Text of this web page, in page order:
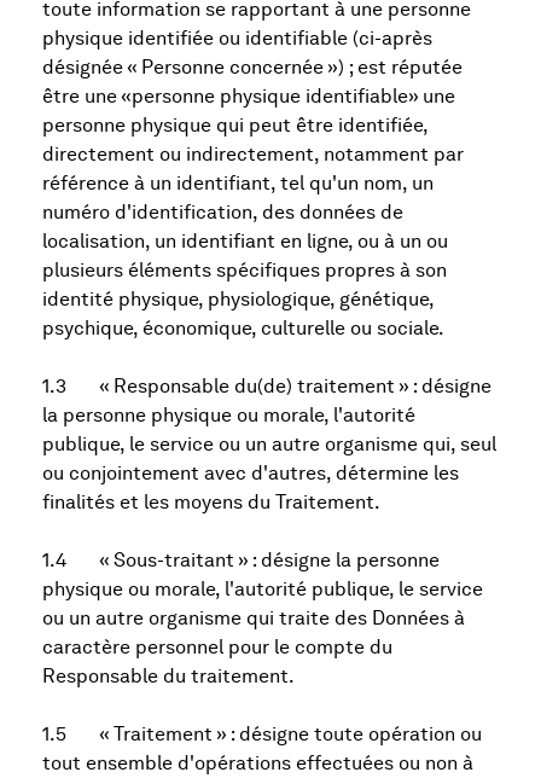
toute information se rapportant à une personne
physique identifiée ou identifiable (ci-après
désignée « Personne concernée ») ; est réputée
être une «personne physique identifiable» une
personne physique qui peut être identifiée,
directement ou indirectement, notamment par
référence à un identifiant, tel qu'un nom, un
numéro d'identification, des données de
localisation, un identifiant en ligne, ou à un ou
plusieurs éléments spécifiques propres à son
identité physique, physiologique, génétique,
psychique, économique, culturelle ou sociale.
1.3 « Responsable du(de) traitement » : désigne
la personne physique ou morale, l'autorité
publique, le service ou un autre organisme qui, seul
ou conjointement avec d'autres, détermine les
finalités et les moyens du Traitement.
1.4 « Sous-traitant » : désigne la personne
physique ou morale, l'autorité publique, le service
ou un autre organisme qui traite des Données à
caractère personnel pour le compte du
Responsable du traitement.
1.5 « Traitement » : désigne toute opération ou
tout ensemble d'opérations effectuées ou non à